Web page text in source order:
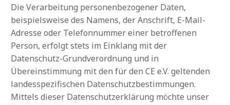
Die Verarbeitung personenbezogener Daten,
beispielsweise des Namens, der Anschrift, E-Mail-
Adresse oder Telefonnummer einer betroffenen
Person, erfolgt stets im Einklang mit der
Datenschutz-Grundverordnung und in
Übereinstimmung mit den für den CE e.V. geltenden
landesspezifischen Datenschutzbestimmungen.
Mittels dieser Datenschutzerklärung möchte unser